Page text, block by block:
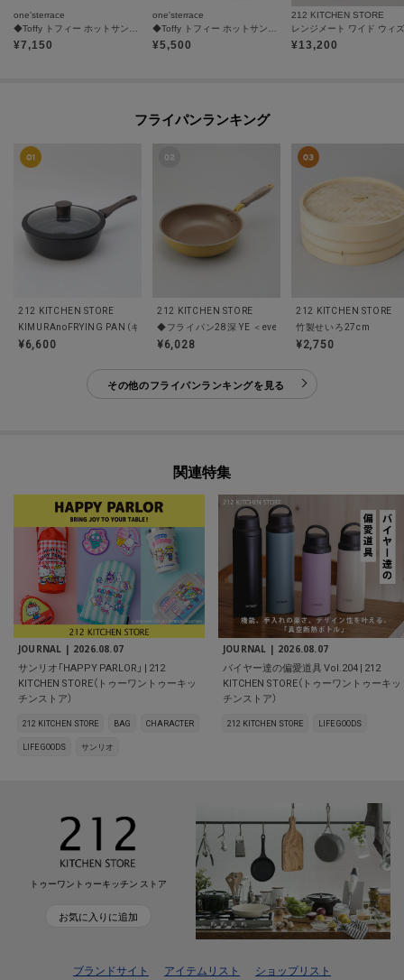
one'sterrace
◆Toffy トフィー ホットサンドメーカー
¥7,150
one'sterrace
◆Toffy トフィー ホットサンドメーカー ハーフ
¥5,500
212 KITCHEN STORE
¥13,200
フライパンランキング
212 KITCHEN STORE
KIMURAnoFRYING PAN（キムラノフライパン）BK
¥6,600
212 KITCHEN STORE
◆フライパン28深 YE ＜evercook エバークック＞
¥6,028
212 KITCHEN STORE
竹製せいろ27cm
¥2,750
その他のフライパンランキングを見る
関連特集
JOURNAL | 2026.08.07
サンリオ「HAPPY PARLOR」 | 212
KITCHEN STORE（トゥーワントゥーキッ
チンストア）
212 KITCHEN STORE BAG
CHARACTER
LIFE GOODS
サンリオ
JOURNAL | 2026.08.07
バイヤー達の偏愛道具 Vol.204 | 212
KITCHEN STORE（トゥーワントゥーキッ
チンストア）
212 KITCHEN STORE LIFE GOODS
トゥーワントゥーキッチン ストア
お気に入りに追加
ブランドサイト アイテムリスト ショップリスト